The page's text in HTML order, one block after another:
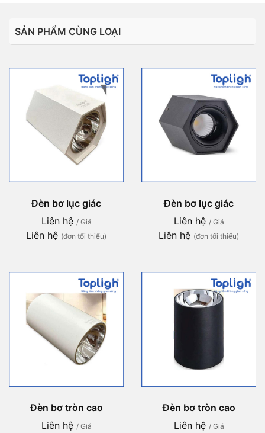
SẢN PHẨM CÙNG LOẠI
Đèn bơ lục giác
Liên hệ / Giá
Liên hệ (đơn tối thiểu)
Đèn bơ lục giác
Liên hệ / Giá
Liên hệ (đơn tối thiểu)
Đèn bơ tròn cao
Liên hệ / Giá
Đèn bơ tròn cao
Liên hệ / Giá